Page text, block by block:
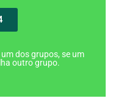
dos grupos, se um
outro grupo.